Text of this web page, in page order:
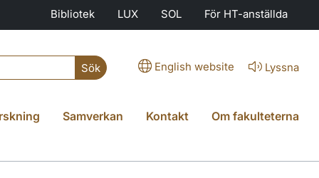
Bibliotek LUX SOL För HT-anställda
Sök English website Lyssna
Samverkan Kontakt Om fakulteterna